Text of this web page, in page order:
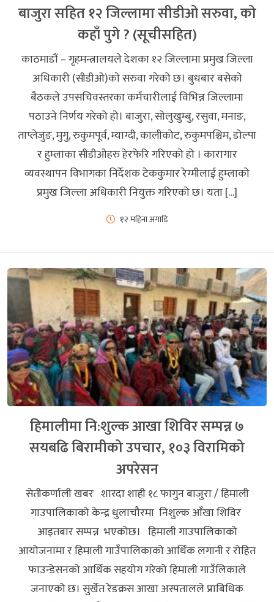
बाजुरा सहित १२ जिल्लामा सीडीओ सरुवा, को
कहाँ पुगे ? (सूचीसहित)
काठमाडौं – गृहमन्त्रालयले देशका १२ जिल्लामा प्रमुख जिल्ला
अधिकारी (सीडीओ)काे सरुवा गरेको छ। बुधबार बसेको
बैठकले उपसचिवस्तरका कर्मचारीलाई विभिन्न जिल्लामा
पठाउने निर्णय गरेको हो। बाजुरा, सोलुखुम्बु, रसुवा, मनाङ,
ताप्लेजुङ, मुगु, रुकुमपूर्व, म्याग्दी, कालीकोट, रुकुमपश्चिम, डोल्पा
र हुम्लाका सीडीओहरु हेरफेरि गरिएको हो । कारागार
व्यवस्थापन विभागका निर्देशक टेककुमार रेग्मीलाई हुम्लाको
प्रमुख जिल्ला अधिकारी नियुक्त गरिएको छ। यता […]
१२ महिना अगाडि
हिमालीमा नि:शुल्क आखा शिविर सम्पन्न ७
सयबढि बिरामीको उपचार, १०३ विरामिको
अपरेसन
सेतीकर्णाली खबर शारदा शाही १८ फागुन बाजुरा / हिमाली
गाउपालिकाको केन्द्र धुलाचौरमा निशुल्क आँखा शिविर
आइतबार सम्पन्न भएकोछ। हिमाली गाउपालिकाको
आयोजनामा र हिमाली गाउँपालिकाको आर्थिक लगानी र रोहित
फाउन्डेसनको आर्थिक सहयोग गरेको हिमाली गाउँलिकाले
जनाएको छ। सुर्खेत रेडक्रस आखा अस्पतालले प्राबिधिक